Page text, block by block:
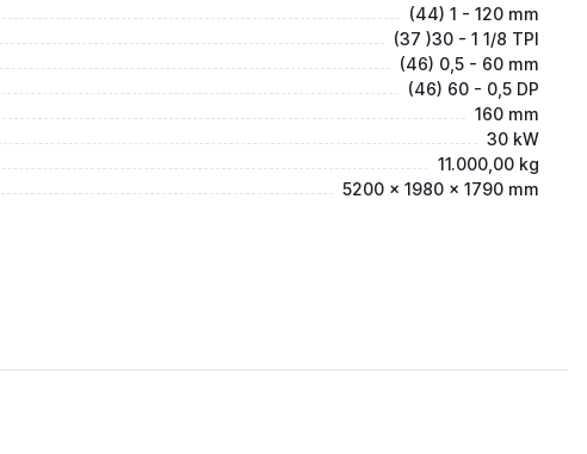
(44) 1 - 120 mm
(37 )30 - 1 1/8 TPI
(46) 0,5 - 60 mm
(46) 60 - 0,5 DP
160 mm
30 kW
11.000,00 kg
5200 x 1980 x 1790 mm